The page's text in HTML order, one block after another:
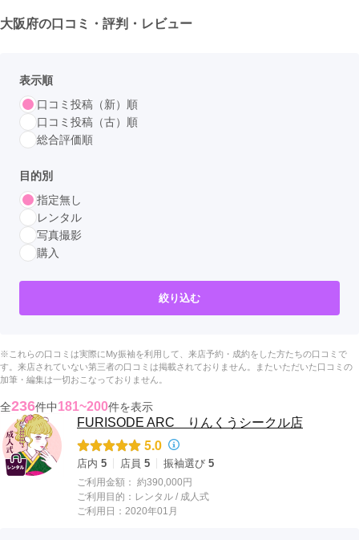
大阪府の口コミ・評判・レビュー
表示順
口コミ投稿（新）順
口コミ投稿（古）順
総合評価順
目的別
指定無し
レンタル
写真撮影
購入
絞り込む
※これらの口コミは実際にMy振袖を利用して、来店予約・成約をした方たちの口コミで
す。来店されていない第三者の口コミは掲載されておりません。またいただいた口コミの
加筆・編集は一切おこなっておりません。
全236件中181~200件を表示
FURISODE ARC りんくうシークル店
5.0
店内 5 店員 5 振袖選び 5
ご利用金額： 約390,000円
ご利用目的： レンタル / 成人式
ご利用日：2020年01月